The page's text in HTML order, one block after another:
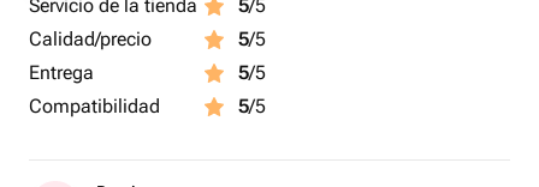
Servicio de la tienda 5/5
Calidad/precio
5/5
Entrega
5/5
Compatibilidad
5/5